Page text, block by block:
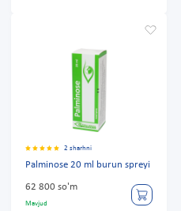
2 sharhni
Palminose 20 ml burun spreyi
62 800 so'm
Mavjud